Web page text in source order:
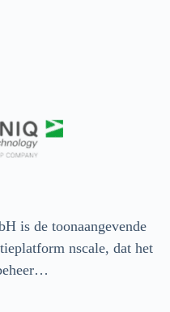
is de toonaangevende
nscale, dat het